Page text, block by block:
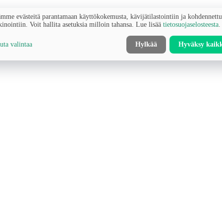
evästeitä parantamaan käyttökokemusta, kävijätilastointiin ja
Voit hallita asetuksia milloin tahansa. Lue lisää tietosuojaselosteesta
valintaa Hylkää Hyväksy